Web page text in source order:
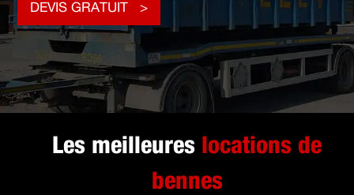
DEVIS GRATUIT
Les meilleures locations de
bennes